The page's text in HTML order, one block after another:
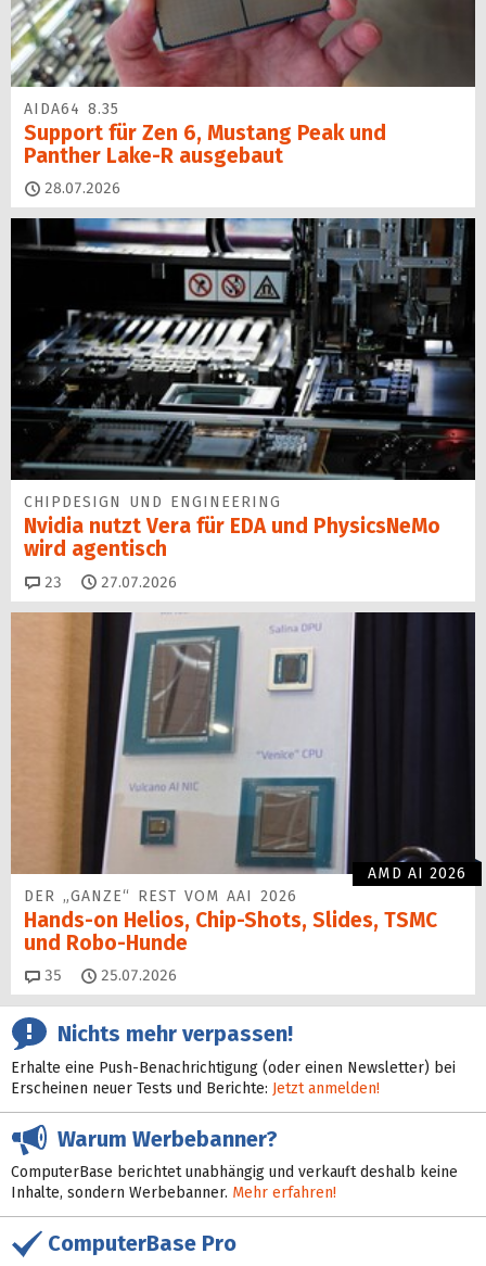
AIDA64 8.35
Support für Zen 6, Mustang Peak und
Panther Lake-R ausgebaut
28.07.2026
CHIPDESIGN UND ENGINEERING
Nvidia nutzt Vera für EDA und PhysicsNeMo
wird agentisch
23 Kommentare
27.07.2026
AMD AI 2026
DER „GANZE“ REST VOM AAI 2026
Hands-on Helios, Chip-Shots, Slides, TSMC
und Robo-Hunde
35 Kommentare
25.07.2026
Nichts mehr verpassen!
Erhalte eine Push-Benachrichtigung (oder einen Newsletter) bei
Erscheinen neuer Tests und Berichte: Jetzt anmelden!
Warum Werbebanner?
ComputerBase berichtet unabhängig und verkauft deshalb keine
Inhalte, sondern Werbebanner. Mehr erfahren!
ComputerBase Pro